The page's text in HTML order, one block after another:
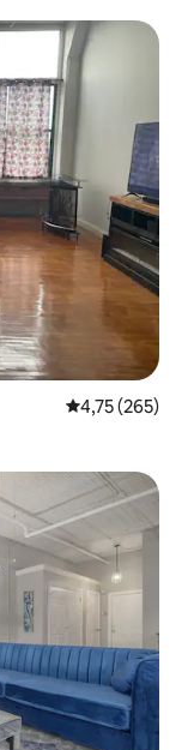
Средна
4,75 (265)